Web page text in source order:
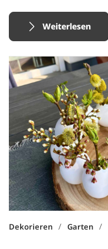
Weiterlesen
Dekorieren / Garten /